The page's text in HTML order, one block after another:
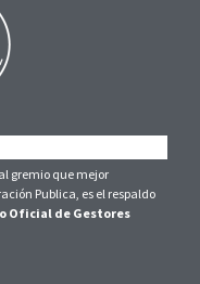
gremio que mejor
Publica, es el respaldo
Oficial de Gestores